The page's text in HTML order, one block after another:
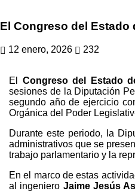
El Congreso del
12 enero, 2026 232
El Congreso del Estado
sesiones de la Diputación
segundo año de ejercicio
Orgánica del Poder
Durante este periodo, la
administrativos que se
trabajo parlamentario y la
En el marco de estas
al ingeniero Jaime Jesús